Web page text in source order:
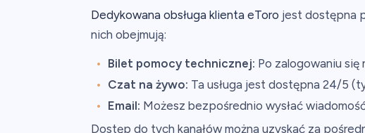
Dedykowana obsługa klienta eToro jest dostępna
nich obejmują:
Bilet pomocy technicznej: Po zalogowaniu
Czat na żywo: Ta usługa jest dostępna 24/5
Email: Możesz bezpośrednio wysłać
Dostęp do tych kanałów można uzyskać za